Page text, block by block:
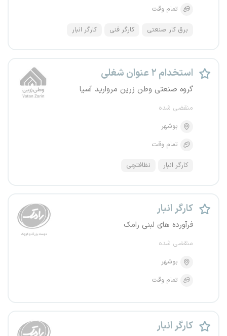
تمام وقت
برق کار صنعتی کارگر فنی کارگر انبار
استخدام ۲ عنوان شغلی
گروه صنعتی وطن زرین مروارید آسیا
منقضی شده
بوشهر
تمام وقت
کارگر انبار نظافتچی
کارگر انبار
فرآورده های لبنی رامک
منقضی شده
بوشهر
تمام وقت
کارگر انبار